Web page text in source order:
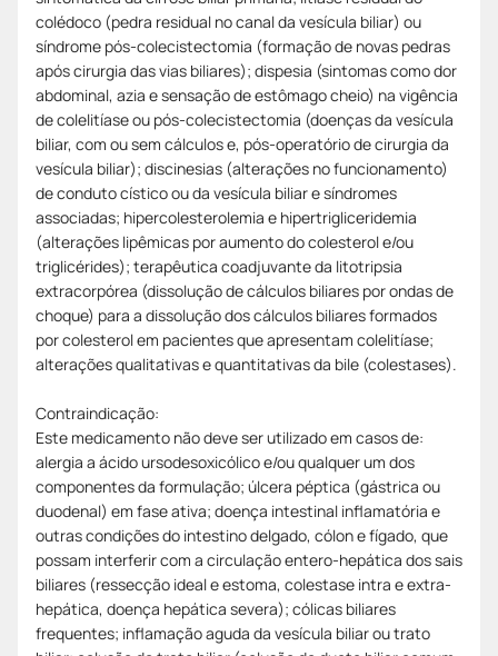
colédoco (pedra residual no canal da vesícula biliar) ou
síndrome pós-colecistectomia (formação de novas pedras
após cirurgia das vias biliares); dispesia (sintomas como dor
abdominal, azia e sensação de estômago cheio) na vigência
de colelitíase ou pós-colecistectomia (doenças da vesícula
biliar, com ou sem cálculos e, pós-operatório de cirurgia da
vesícula biliar); discinesias (alterações no funcionamento)
de conduto cístico ou da vesícula biliar e síndromes
associadas; hipercolesterolemia e hipertrigliceridemia
(alterações lipêmicas por aumento do colesterol e/ou
triglicérides); terapêutica coadjuvante da litotripsia
extracorpórea (dissolução de cálculos biliares por ondas de
choque) para a dissolução dos cálculos biliares formados
por colesterol em pacientes que apresentam colelitíase;
alterações qualitativas e quantitativas da bile (colestases).
Contraindicação:
Este medicamento não deve ser utilizado em casos de:
alergia a ácido ursodesoxicólico e/ou qualquer um dos
componentes da formulação; úlcera péptica (gástrica ou
duodenal) em fase ativa; doença intestinal inflamatória e
outras condições do intestino delgado, cólon e fígado, que
possam interferir com a circulação entero-hepática dos sais
biliares (ressecção ideal e estoma, colestase intra e extra-
hepática, doença hepática severa); cólicas biliares
frequentes; inflamação aguda da vesícula biliar ou trato